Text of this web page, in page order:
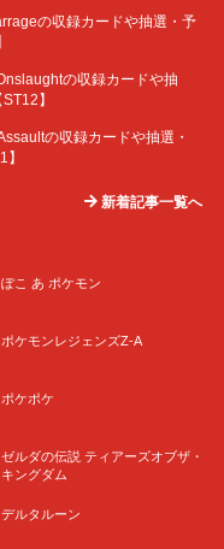
の収録カードや抽選・予
の収録カードや抽
】
の収録カードや抽選・
新着記事一覧へ
ぽこ あ ポケモン
ポケモンレジェンズZ-A
ポケポケ
ゼルダの伝説 ティアーズオブザ・
キングダム
デルタルーン